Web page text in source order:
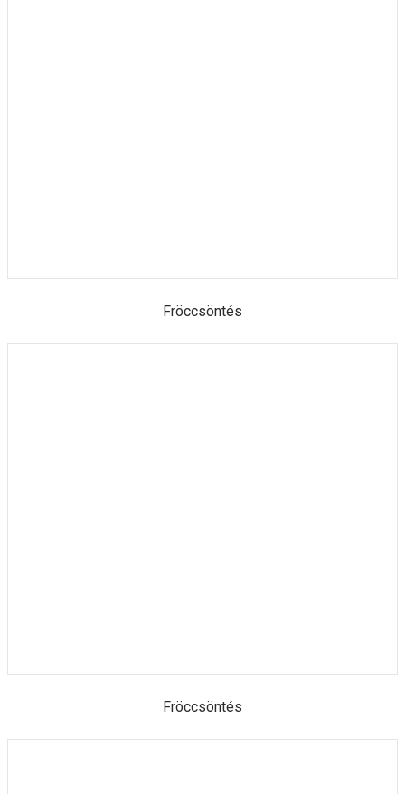
Fröccsöntés
Fröccsöntés